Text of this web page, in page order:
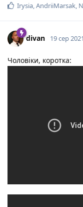
Irysia,AndriiMarsak,
divan 19 сер 2021
Чоловіки, коротка: